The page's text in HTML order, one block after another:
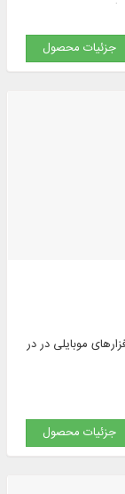
جزئیات محصول
افزارهای موبایلی در در
جزئیات محصول